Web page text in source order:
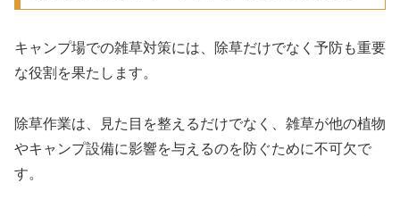
キャンプ場での雑草対策には、除草だけでなく予防も重要
な役割を果たします。
除草作業は、見た目を整えるだけでなく、雑草が他の植物
やキャンプ設備に影響を与えるのを防ぐために不可欠で
す。